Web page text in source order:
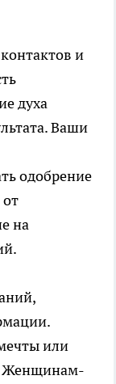
и
духа
Ваши
одобрение
на
или
Женщинам-